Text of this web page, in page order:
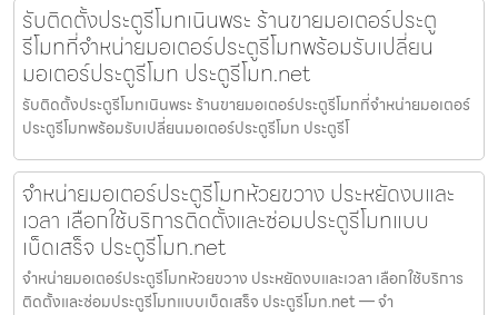
รับติดตั้งประตูรีโมทเนินพระ ร้านขายมอเตอร์ประตู
รีโมทที่จำหน่ายมอเตอร์ประตูรีโมทพร้อมรับเปลี่ยน
มอเตอร์ประตูรีโมท ประตูรีโมท.net
รับติดตั้งประตูรีโมทเนินพระ ร้านขายมอเตอร์ประตูรีโมทที่จำหน่ายมอเตอร์
ประตูรีโมทพร้อมรับเปลี่ยนมอเตอร์ประตูรีโมท ประตูรีโ
จำหน่ายมอเตอร์ประตูรีโมทห้วยขวาง ประหยัดงบและ
เวลา เลือกใช้บริการติดตั้งและซ่อมประตูรีโมทแบบ
เบ็ดเสร็จ ประตูรีโมท.net
จำหน่ายมอเตอร์ประตูรีโมทห้วยขวาง ประหยัดงบและเวลา เลือกใช้บริการ
ติดตั้งและซ่อมประตูรีโมทแบบเบ็ดเสร็จ ประตูรีโมท.net — จำ